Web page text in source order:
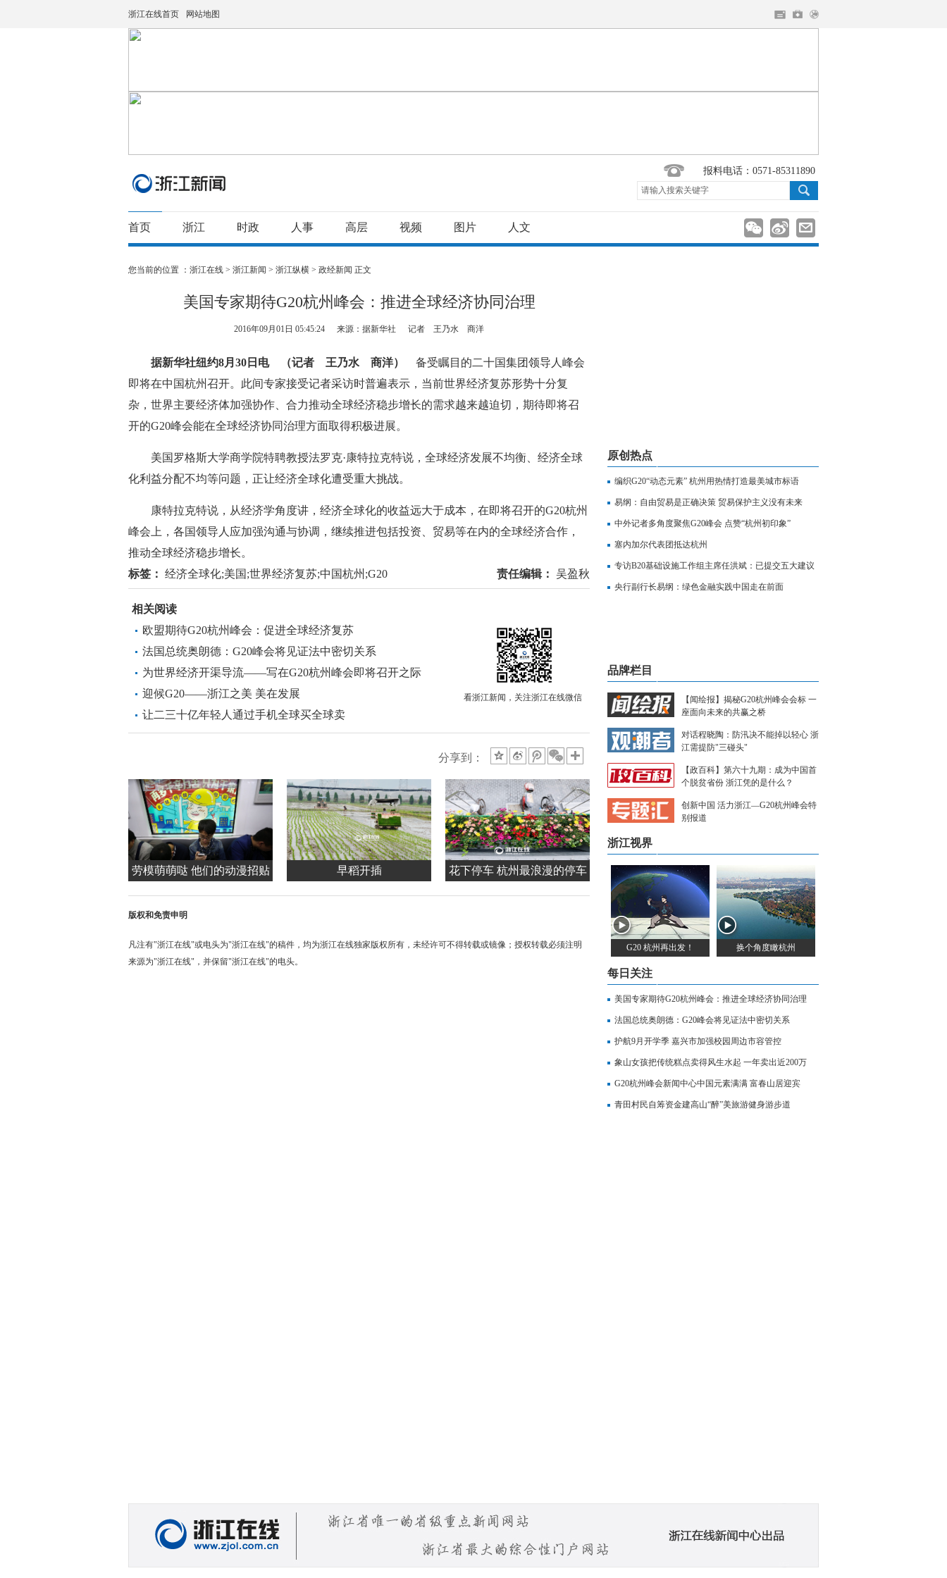
浙江在线首页 网站地图
报料电话：0571-85311890
请输入搜索关键字
首页 浙江 时政 人事 高层 视频 图片 人文
您当前的位置 ： 浙江在线 > 浙江新闻 > 浙江纵横 > 政经新闻 正文
美国专家期待G20杭州峰会：推进全球经济协同治理
2016年09月01日 05:45:24 来源： ​据新华社 记者 王乃水 商洋
据新华社纽约8月30日电 （记者 王乃水 商洋） 备受瞩目的二十国集团领导人峰会
即将在中国杭州召开。此间专家接受记者采访时普遍表示，当前世界经济复苏形势十分复
杂，世界主要经济体加强协作、合力推动全球经济稳步增长的需求越来越迫切，期待即将召
开的G20峰会能在全球经济协同治理方面取得积极进展。
美国罗格斯大学商学院特聘教授法罗克·康特拉克特说，全球经济发展不均衡、经济全球
化利益分配不均等问题，正让经济全球化遭受重大挑战。
康特拉克特说，从经济学角度讲，经济全球化的收益远大于成本，在即将召开的G20杭州
峰会上，各国领导人应加强沟通与协调，继续推进包括投资、贸易等在内的全球经济合作，
推动全球经济稳步增长。
标签： 经济全球化;美国;世界经济复苏;中国杭州;G20 责任编辑： 吴盈秋
看浙江新闻，关注浙江在线微信
相关阅读
欧盟期待G20杭州峰会：促进全球经济复苏
法国总统奥朗德：G20峰会将见证法中密切关系
为世界经济开渠导流——写在G20杭州峰会即将召开之际
迎候G20——浙江之美 美在发展
让二三十亿年轻人通过手机全球买全球卖
分享到：
劳模萌萌哒 他们的动漫招贴
早稻开插
花下停车 杭州最浪漫的停车
版权和免责申明
凡注有"浙江在线"或电头为"浙江在线"的稿件，均为浙江在线独家版权所有，未经许可不得转载或镜像；授权转载必须注明
来源为"浙江在线"，并保留"浙江在线"的电头。
原创热点
编织G20“动态元素” 杭州用热情打造最美城市标语
易纲：自由贸易是正确决策 贸易保护主义没有未来
中外记者多角度聚焦G20峰会 点赞“杭州初印象”
塞内加尔代表团抵达杭州
专访B20基础设施工作组主席任洪斌：已提交五大建议
有望为G20成员国创造3000万就业
央行副行长易纲：绿色金融实践中国走在前面
品牌栏目
【闻绘报】揭秘G20杭州峰会会标 一
座面向未来的共赢之桥
对话程晓陶：防汛决不能掉以轻心 浙
江需提防"三碰头"
【政百科】第六十九期：成为中国首
个脱贫省份 浙江凭的是什么？
创新中国 活力浙江—G20杭州峰会特
别报道
浙江视界
G20 杭州再出发！ 换个角度瞰杭州
每日关注
美国专家期待G20杭州峰会：推进全球经济协同治理
法国总统奥朗德：G20峰会将见证法中密切关系
护航9月开学季 嘉兴市加强校园周边市容管控
象山女孩把传统糕点卖得风生水起 一年卖出近200万
G20杭州峰会新闻中心中国元素满满 富春山居迎宾
青田村民自筹资金建高山“醉”美旅游健身游步道